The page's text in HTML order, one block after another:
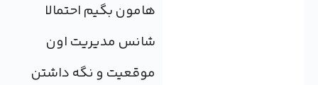
هامون بگیم احتمالا
شانس مدیریت اون
موقعیت و نگه داشتن